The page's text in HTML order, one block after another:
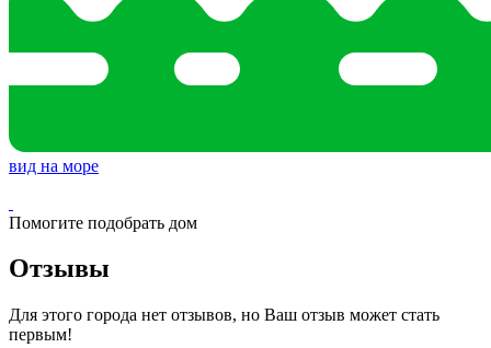
вид на море
Помогите подобрать дом
Отзывы
Для этого города нет отзывов, но Ваш отзыв может стать
первым!